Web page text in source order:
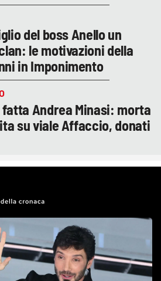
del boss Anello un
le motivazioni della
in Imponimento
fatta Andrea Minasi: morta
su viale Affaccio, donati